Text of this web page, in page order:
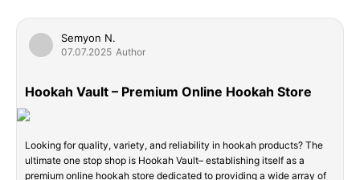
Semyon N.
07.07.2025 Author
Hookah Vault – Premium Online Hookah Store
Looking for quality, variety, and reliability in hookah products? The
ultimate one stop shop is Hookah Vault– establishing itself as a
premium online hookah store dedicated to providing a wide array of